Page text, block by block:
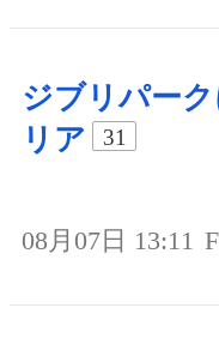
ジブリパー
リア
31
08月07日 13:11